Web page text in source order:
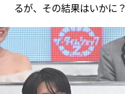
るが、その結果はいかに？